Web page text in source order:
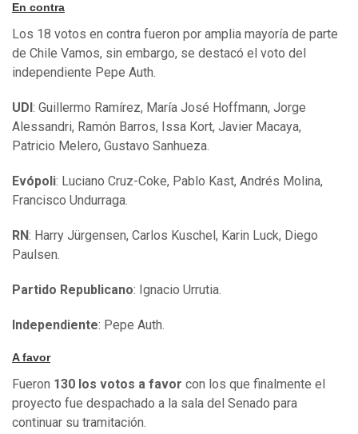
En contra
Los 18 votos en contra fueron por amplia mayoría de parte
de Chile Vamos, sin embargo, se destacó el voto del
independiente Pepe Auth.
UDI : Guillermo Ramírez, María José Hoffmann, Jorge
Alessandri, Ramón Barros, Issa Kort, Javier Macaya,
Patricio Melero, Gustavo Sanhueza.
Evópoli: Luciano Cruz-Coke, Pablo Kast, Andrés Molina,
Francisco Undurraga.
RN: Harry Jürgensen, Carlos Kuschel, Karin Luck, Diego
Paulsen.
Partido Republicano: Ignacio Urrutia.
Independiente: Pepe Auth.
A favor
Fueron 130 los votos a favor con los que finalmente el
proyecto fue despachado a la sala del Senado para
continuar su tramitación.